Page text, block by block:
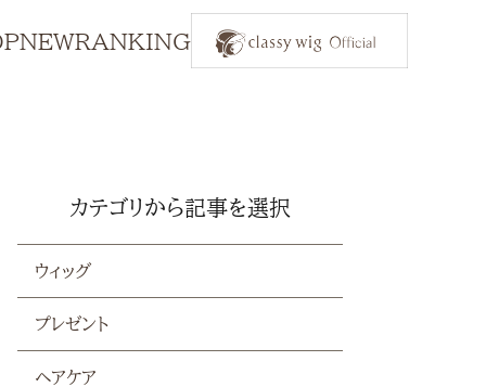
NEWRANKING
カテゴリから記事を選択
ウィッグ
プレゼント
ヘアケア